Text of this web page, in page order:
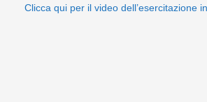
Clicca qui per il video dell’esercitazione